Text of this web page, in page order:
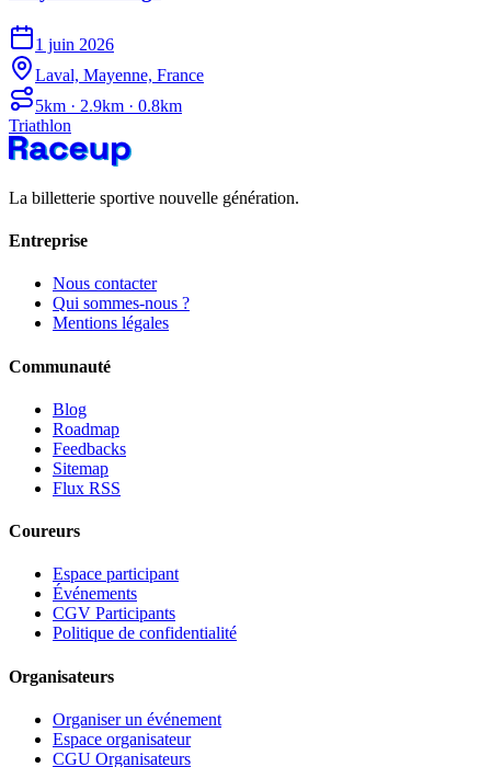
1 juin 2026
Laval, Mayenne, France
5km · 2.9km · 0.8km
Triathlon
La billetterie sportive nouvelle génération.
Entreprise
Nous contacter
Qui sommes-nous ?
Mentions légales
Communauté
Blog
Roadmap
Feedbacks
Sitemap
Flux RSS
Coureurs
Espace participant
Événements
CGV Participants
Politique de confidentialité
Organisateurs
Organiser un événement
Espace organisateur
CGU Organisateurs